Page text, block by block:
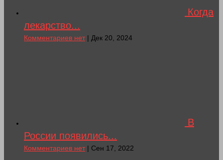
Когда
лекарство...
Комментариев нет| Дек 20, 2024
В
России появились...
Комментариев нет| Сен 17, 2022